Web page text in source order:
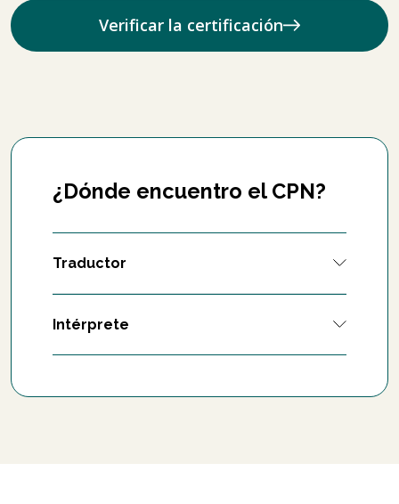
Verificar la certificación
¿Dónde encuentro el CPN?
Traductor
Intérprete